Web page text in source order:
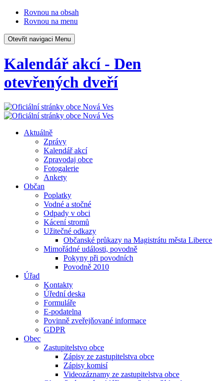
Rovnou na obsah
Rovnou na menu
Otevřit navigaci Menu
Kalendář akcí - Den
otevřených dveří
Aktuálně
Zprávy
Kalendář akcí
Zpravodaj obce
Fotogalerie
Ankety
Občan
Poplatky
Vodné a stočné
Odpady v obci
Kácení stromů
Užitečné odkazy
Občanské průkazy na Magistrátu města Liberce
Mimořádné události, povodně
Pokyny při povodních
Povodně 2010
Úřad
Kontakty
Úřední deska
Formuláře
E-podatelna
Povinně zveřejňované informace
GDPR
Obec
Zastupitelstvo obce
Zápisy ze zastupitelstva obce
Zápisy komisí
Videozáznamy ze zastupitelstva obce